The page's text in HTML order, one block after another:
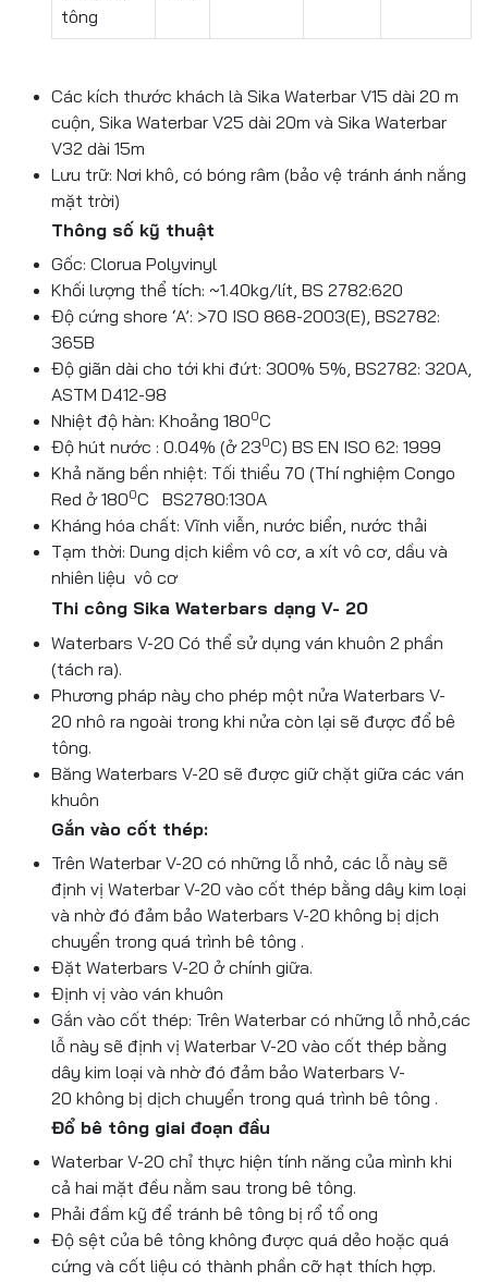
tông
Các kích thước khách là Sika Waterbar V15 dài 20 m
cuộn, Sika Waterbar V25 dài 20m và Sika Waterbar
V32 dài 15m
Lưu trữ: Nơi khô, có bóng râm (bảo vệ tránh ánh nắng
mặt trời)
Thông số kỹ thuật
Gốc: Clorua Polyvinyl
Khối lượng thể tích: ~1.40kg/lít, BS 2782:620
Độ cứng shore ‘A’: >70 ISO 868-2003(E), BS2782:
365B
Độ giãn dài cho tới khi đứt: 300% 5%, BS2782: 320A,
ASTM D412-98
Nhiệt độ hàn: Khoảng 1800C
Độ hút nước : 0.04% (ở 230C) BS EN ISO 62: 1999
Khả năng bền nhiệt: Tối thiểu 70 (Thí nghiệm Congo
Red ở 1800C BS2780:130A
Kháng hóa chất: Vĩnh viễn, nước biển, nước thải
Tạm thời: Dung dịch kiềm vô cơ, a xít vô cơ, dầu và
nhiên liệu vô cơ
Thi công Sika Waterbars dạng V- 20
Waterbars V-20 Có thể sử dụng ván khuôn 2 phần
(tách ra).
Phương pháp này cho phép một nửa Waterbars V-
20 nhô ra ngoài trong khi nửa còn lại sẽ được đổ bê
tông.
Băng Waterbars V-20 sẽ được giữ chặt giữa các ván
khuôn
Gắn vào cốt thép:
Trên Waterbar V-20 có những lỗ nhỏ, các lỗ này sẽ
định vị Waterbar V-20 vào cốt thép bằng dây kim loại
và nhờ đó đảm bảo Waterbars V-20 không bị dịch
chuyển trong quá trình bê tông .
Đặt Waterbars V-20 ở chính giữa.
Định vị vào ván khuôn
Gắn vào cốt thép: Trên Waterbar có những lỗ nhỏ,các
lỗ này sẽ định vị Waterbar V-20 vào cốt thép bằng
dây kim loại và nhờ đó đảm bảo Waterbars V-
20 không bị dịch chuyển trong quá trình bê tông .
Đổ bê tông giai đoạn đầu
Waterbar V-20 chỉ thực hiện tính năng của mình khi
cả hai mặt đều nằm sau trong bê tông.
Phải đầm kỹ để tránh bê tông bị rổ tổ ong
Độ sệt của bê tông không được quá dẻo hoặc quá
cứng và cốt liệu có thành phần cỡ hạt thích hợp.